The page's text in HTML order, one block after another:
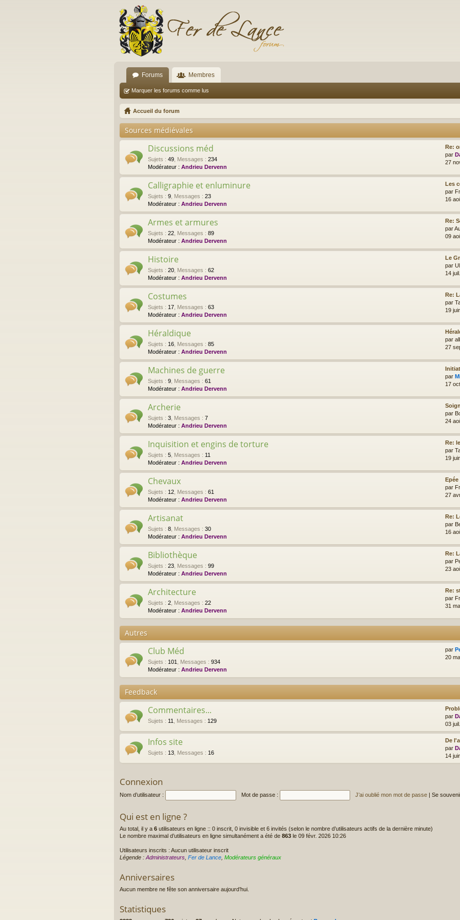
Forums Membres
Marquer les forums comme lus
Accueil du forum
Sources médiévales
Discussions méd
Sujets : 49 Messages : 234
Modérateur : Andrieu Dervenn
Re:
par
27
Calligraphie et enluminure
Sujets : 9 Messages : 23
Modérateur : Andrieu Dervenn
Les
par
16
Armes et armures
Sujets : 22 Messages : 89
Modérateur : Andrieu Dervenn
Re:
par
09
Histoire
Sujets : 20 Messages : 62
Modérateur : Andrieu Dervenn
Le
par
14
Costumes
Sujets : 17 Messages : 63
Modérateur : Andrieu Dervenn
Re:
par
19
Héraldique
Sujets : 16 Messages : 85
Modérateur : Andrieu Dervenn
par
27
Machines de guerre
Sujets : 9 Messages : 61
Modérateur : Andrieu Dervenn
par
17
Archerie
Sujets : 3 Messages : 7
Modérateur : Andrieu Dervenn
par
24
Inquisition et engins de torture
Sujets : 5 Messages : 11
Modérateur : Andrieu Dervenn
Re:
par
19
Chevaux
Sujets : 12 Messages : 61
Modérateur : Andrieu Dervenn
par
27
Artisanat
Sujets : 8 Messages : 30
Modérateur : Andrieu Dervenn
Re:
par
16
Bibliothèque
Sujets : 23 Messages : 99
Modérateur : Andrieu Dervenn
Re:
par
23
Architecture
Sujets : 2 Messages : 22
Modérateur : Andrieu Dervenn
Re:
par
31
Autres
Club Méd
Sujets : 101 Messages : 934
Modérateur : Andrieu Dervenn
par
20
Feedback
Commentaires...
Sujets : 11 Messages : 129
par
03
Infos site
Sujets : 13 Messages : 16
De
par
14
Connexion
Nom d’utilisateur : Mot de passe : J’ai oublié mon mot de passe | Se
Qui est en ligne ?
Au total, il y a 6 utilisateurs en ligne :: 0 inscrit, 0 invisible et 6 invités (selon le nombre d’utilisateurs actifs de la dernière minute)
Le nombre maximal d’utilisateurs en ligne simultanément a été de 863 le 09 févr. 2026 10:26
Utilisateurs inscrits : Aucun utilisateur inscrit
Légende : Administrateurs Fer de Lance Modérateurs généraux
Anniversaires
Aucun membre ne fête son anniversaire aujourd’hui.
Statistiques